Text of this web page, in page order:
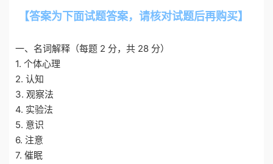
【答案为下面试题答案，请核对试题后再购买】
一、名词解释（每题 2 分，共 28 分）
1. 个体心理
2. 认知
3. 观察法
4. 实验法
5. 意识
6. 注意
7. 催眠